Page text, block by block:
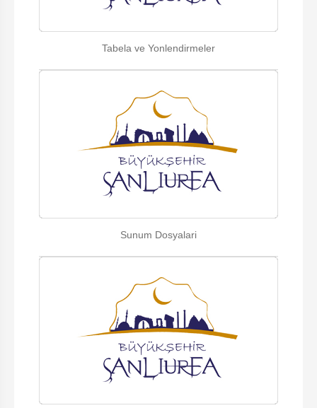
Tabela ve Yonlendirmeler
Sunum Dosyalari